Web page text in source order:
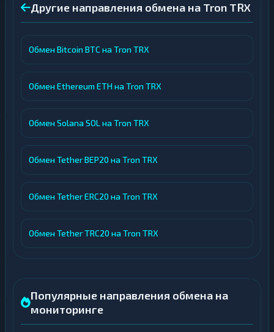
Другие направления обмена на Tron TRX
Обмен Bitcoin BTC на Tron TRX
Обмен Ethereum ETH на Tron TRX
Обмен Solana SOL на Tron TRX
Обмен Tether BEP20 на Tron TRX
Обмен Tether ERC20 на Tron TRX
Обмен Tether TRC20 на Tron TRX
Популярные направления обмена на
мониторинге